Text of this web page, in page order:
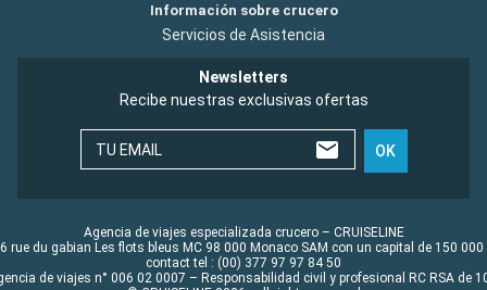
Información sobre crucero
Servicios de Asistencia
Newsletters
Recibe nuestras exclusivas ofertas
TU EMAIL OK
Agencia de viajes especializada crucero – CRUISELINE
rue du gabian Les flots bleus MC 98 000 Monaco SAM con un capital de 150 000
contact tel : (00) 377 97 97 84 50
de viajes n° 006 02 0007 – Responsabilidad civil y profesional RC RSA de